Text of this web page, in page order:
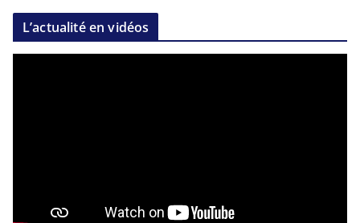
L’actualité en vidéos